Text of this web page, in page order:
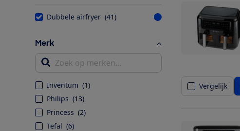
Dubbele airfryer (41)
Merk
Zoek op merken...
Inventum (1)
Philips (13)
Princess (2)
Tefal (6)
Vergelijk